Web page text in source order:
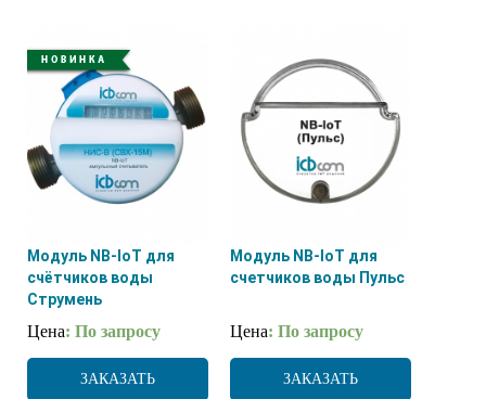
Модуль NB-IoT для
счётчиков воды
Струмень
Цена: По запросу
ЗАКАЗАТЬ
Модуль NB-IoT для
счетчиков воды Пульс
Цена: По запросу
ЗАКАЗАТЬ